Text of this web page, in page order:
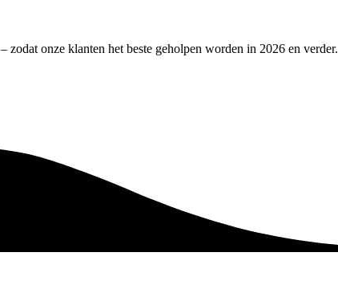
– zodat onze klanten het beste geholpen worden in 2026 en verder.